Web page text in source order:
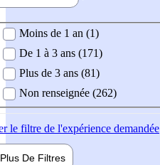
demandée
Moins de 1 an (1)
De 1 à 3 ans (171)
Plus de 3 ans (81)
Non renseignée (262)
le filtre de l'expérience demandée
Plus De Filtres